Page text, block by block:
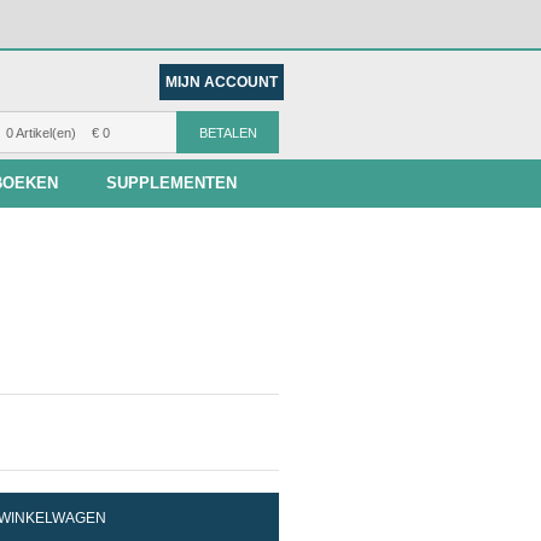
MIJN ACCOUNT
0 Artikel(en) € 0 BETALEN
SUPPLEMENTEN